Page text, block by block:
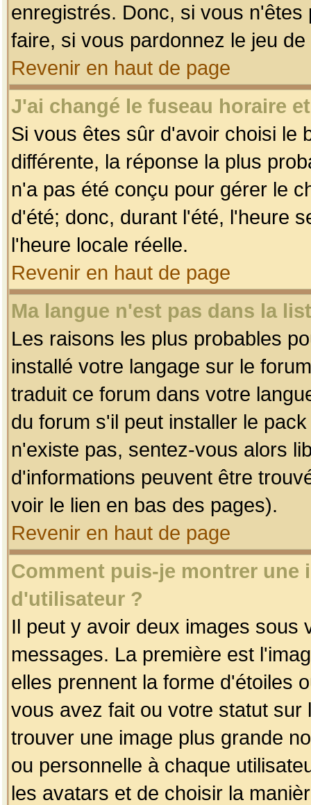
enregistrés. Donc, si vous
faire, si vous pardonnez le jeu
Revenir en haut de page
J'ai changé le fuseau horaire
Si vous êtes sûr d'avoir choisi le
différente, la réponse la plus
n'a pas été conçu pour gérer le
d'été; donc, durant l'été, l'heure
l'heure locale réelle.
Revenir en haut de page
Ma langue n'est pas dans la
Les raisons les plus probables
installé votre langage sur le
traduit ce forum dans votre
du forum s'il peut installer le
n'existe pas, sentez-vous alors
d'informations peuvent être
voir le lien en bas des pages).
Revenir en haut de page
Comment puis-je montrer une
d'utilisateur ?
Il peut y avoir deux images sous
messages. La première est
elles prennent la forme d'étoiles
vous avez fait ou votre statut
trouver une image plus grande
ou personnelle à chaque
les avatars et de choisir la